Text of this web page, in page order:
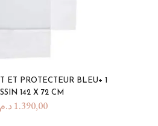
ET PROTECTEUR BLEU+ 1
142 X 72 CM
1.390,00